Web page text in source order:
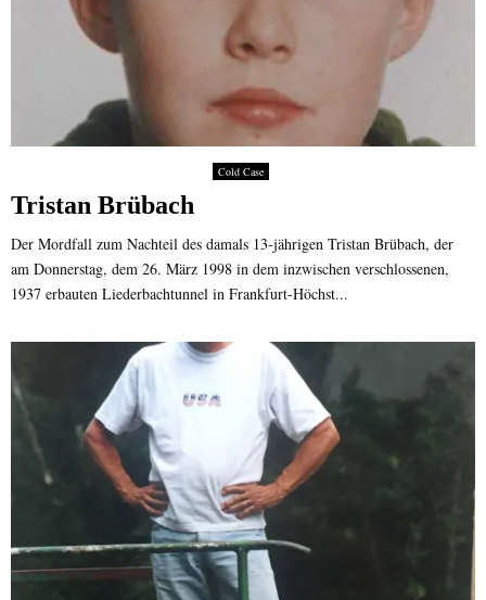
Cold Case
Tristan Brübach
Der Mordfall zum Nachteil des damals 13-jährigen Tristan Brübach, der
am Donnerstag, dem 26. März 1998 in dem inzwischen verschlossenen,
1937 erbauten Liederbachtunnel in Frankfurt-Höchst...